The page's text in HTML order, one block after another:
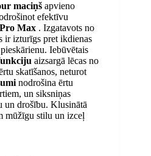
maciņš apvieno
efektīvu
Max . Izgatavots no
ir izturīgs pret ikdienas
Iebūvētais
aizsargā lēcas no
skatīšanos, neturot
nodrošina ērtu
un siksniņas
un drošību. Klusinātā
mūžīgu stilu un izceļ